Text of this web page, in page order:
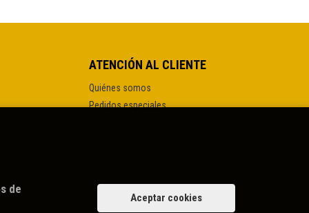
ATENCIÓN AL CLIENTE
Quiénes somos
Pedidos especiales
de
Aceptar cookies